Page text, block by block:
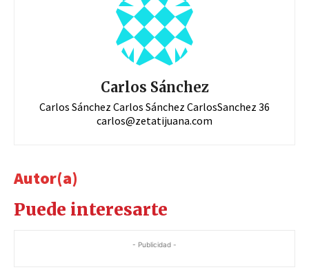
Carlos Sánchez
Carlos Sánchez Carlos Sánchez CarlosSanchez 36
carlos@zetatijuana.com
Autor(a)
Puede interesarte
- Publicidad -